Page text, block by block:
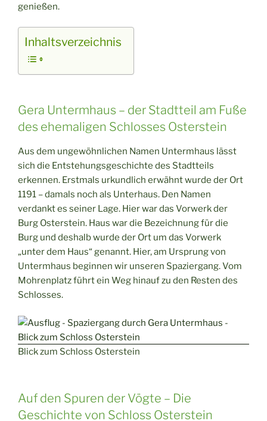
genießen.
Inhaltsverzeichnis
Gera Untermhaus – der Stadtteil am Fuße
des ehemaligen Schlosses Osterstein
Aus dem ungewöhnlichen Namen Untermhaus lässt
sich die Entstehungsgeschichte des Stadtteils
erkennen. Erstmals urkundlich erwähnt wurde der Ort
1191 – damals noch als Unterhaus. Den Namen
verdankt es seiner Lage. Hier war das Vorwerk der
Burg Osterstein. Haus war die Bezeichnung für die
Burg und deshalb wurde der Ort um das Vorwerk
„unter dem Haus“ genannt. Hier, am Ursprung von
Untermhaus beginnen wir unseren Spaziergang. Vom
Mohrenplatz führt ein Weg hinauf zu den Resten des
Schlosses.
Blick zum Schloss Osterstein
Auf den Spuren der Vögte – Die
Geschichte von Schloss Osterstein